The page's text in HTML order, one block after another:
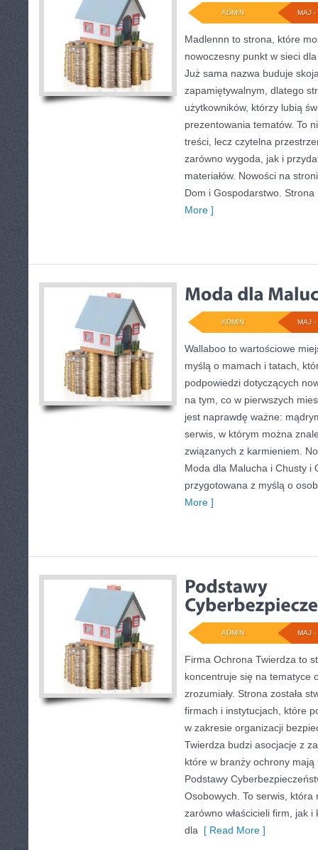
MAJ -
ADMIN
Madlennn to strona, które
nowoczesny punkt w sieci
Już sama nazwa buduje
zapamiętywalnym, dlatego
użytkowników, którzy lubią
prezentowania tematów. To
treści, lecz czytelna
zarówno wygoda, jak i
materiałów. Nowości na
Dom i Gospodarstwo.
More ]
MAJ -
ADMIN
Wallaboo to wartościowe
myślą o mamach i tatach,
podpowiedzi dotyczących
na tym, co w pierwszych
jest naprawdę ważne:
serwis, w którym można
związanych z karmieniem.
Moda dla Malucha i Chusty i
przygotowana z myślą o
More ]
MAJ -
ADMIN
Firma Ochrona Twierdza to
koncentruje się na tematyce
zrozumiały. Strona została
firmach i instytucjach, które
w zakresie organizacji
Twierdza budzi asocjacje z
które w branży ochrony
Podstawy
Osobowych. To serwis, która
zarówno właścicieli firm, jak
dla [ Read More ]